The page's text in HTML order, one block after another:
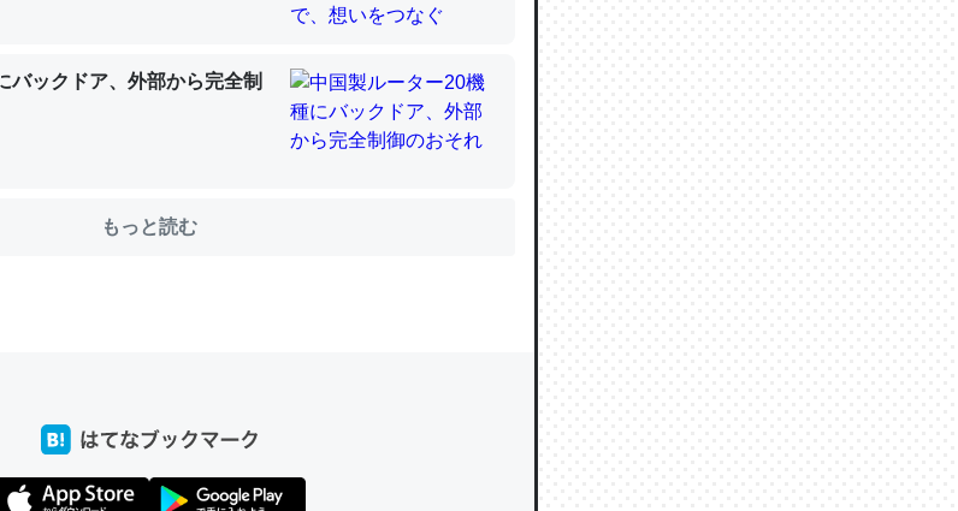
位置情報を共有してる。電池残量や充電中かが分かるのでこ
る。
遠方の父67歳と僕。ITツール導入でコミュニケーションが劇的に変化し
バックドア、外部から完全制
もっと読む